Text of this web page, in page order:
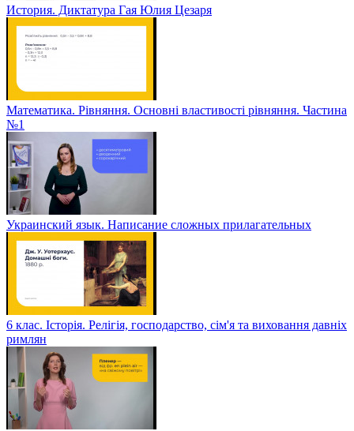
История. Диктатура Гая Юлия Цезаря
Математика. Рівняння. Основні властивості рівняння. Частина
№1
Украинский язык. Написание сложных прилагательных
6 клас. Історія. Релігія, господарство, сім'я та виховання давніх
римлян